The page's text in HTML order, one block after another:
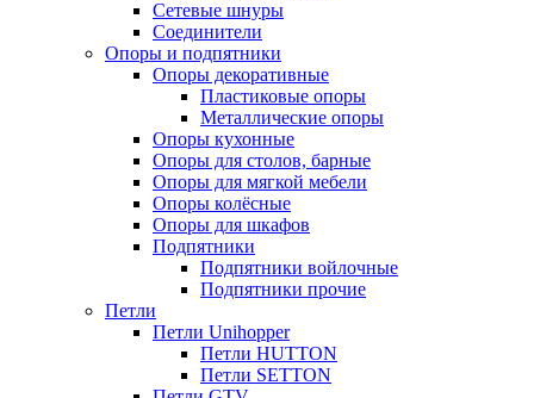
Сетевые шнуры
Соединители
Опоры и подпятники
Опоры декоративные
Пластиковые опоры
Металлические опоры
Опоры кухонные
Опоры для столов, барные
Опоры для мягкой мебели
Опоры колёсные
Опоры для шкафов
Подпятники
Подпятники войлочные
Подпятники прочие
Петли
Петли Unihopper
Петли HUTTON
Петли SETTON